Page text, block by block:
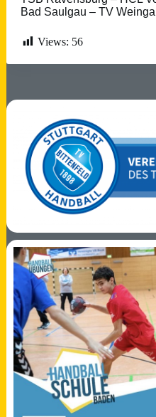
Bad Saulgau – TV
Views: 56